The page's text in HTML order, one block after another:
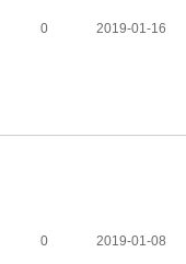
0 2019-01-16
0 2019-01-08